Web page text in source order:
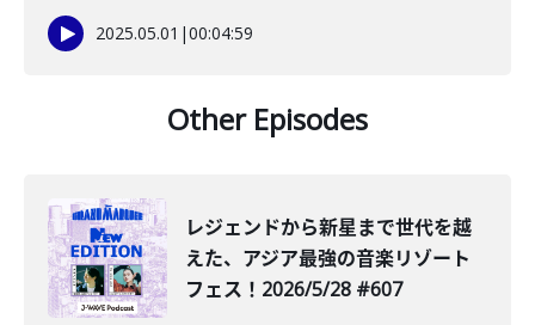
2025.05.01 |00:04:59
Other Episodes
レジェンドから新星まで世代を越
えた、アジア最強の音楽リゾート
フェス！2026/5/28 #607